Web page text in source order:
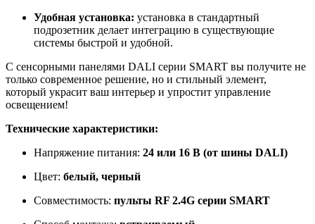
Удобная установка: установка в стандартный
подрозетник делает интеграцию в существующие
системы быстрой и удобной.
С сенсорными панелями DALI серии SMART вы получите не
только современное решение, но и стильный элемент,
который украсит ваш интерьер и упростит управление
освещением!
Технические характеристики:
Напряжение питания: 24 или 16 В (от шины DALI)
Цвет: белый, черный
Совместимость: пульты RF 2.4G серии SMART